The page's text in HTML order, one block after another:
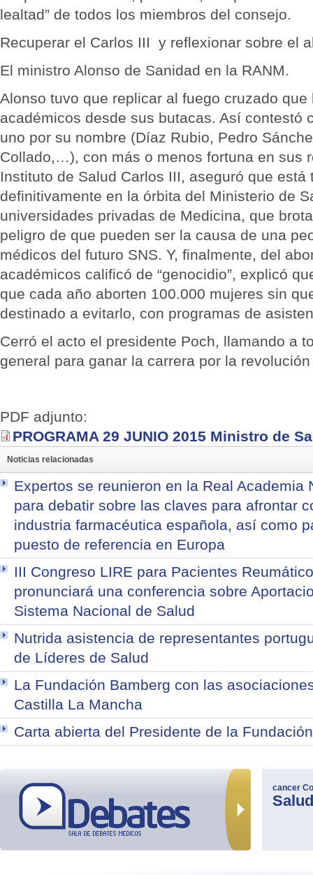
lealtad” de todos los miembros del consejo.
Recuperar el Carlos III y reflexionar sobre el
El ministro Alonso de Sanidad en la RANM.
Alonso tuvo que replicar al fuego cruzado
académicos desde sus butacas. Así contestó
uno por su nombre (Díaz Rubio, Pedro
Collado,…), con más o menos fortuna en sus
Instituto de Salud Carlos III, aseguró que
definitivamente en la órbita del Ministerio de
universidades privadas de Medicina, que
peligro de que pueden ser la causa de una
médicos del futuro SNS. Y, finalmente, del
académicos calificó de “genocidio”, explicó
que cada año aborten 100.000 mujeres sin
destinado a evitarlo, con programas de
Cerró el acto el presidente Poch, llamando a
general para ganar la carrera por la
PDF adjunto:
PROGRAMA 29 JUNIO 2015 Ministro de
Noticias relacionadas
Expertos se reunieron en la Real Academia
para debatir sobre las claves para afrontar
industria farmacéutica española, así como
puesto de referencia en Europa
III Congreso LIRE para Pacientes
pronunciará una conferencia sobre
Sistema Nacional de Salud
Nutrida asistencia de representantes
de Líderes de Salud
La Fundación Bamberg con las
Castilla La Mancha
Carta abierta del Presidente de la
cancer
Salud